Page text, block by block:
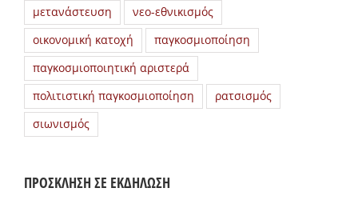
μετανάστευση
νεο-εθνικισμός
οικονομική κατοχή
παγκοσμιοποίηση
παγκοσμιοποιητική αριστερά
πολιτιστική παγκοσμιοποίηση
ρατσισμός
σιωνισμός
ΠΡΟΣΚΛΗΣΗ ΣΕ ΕΚΔΗΛΩΣΗ